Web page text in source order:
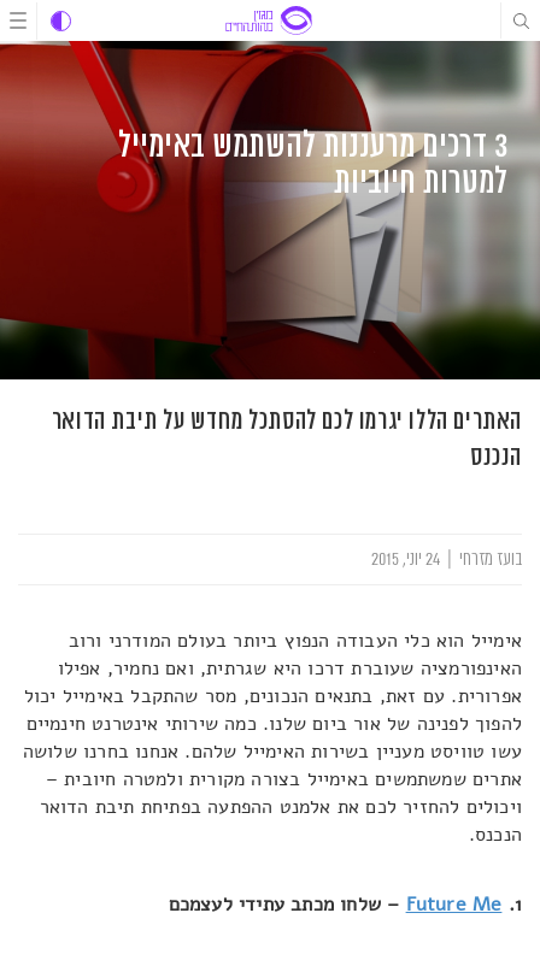
דלג
לתוכן
דלג
דלג
3 דרכים מרעננות להשתמש באימייל
למטרות חיוביות
האתרים הללו יגרמו לכם להסתכל מחדש על תיבת הדואר
הנכנס
בועז מזרחי
אימייל הוא כלי העבודה הנפוץ ביותר בעולם המודרני ורוב
האינפורמציה שעוברת דרכו היא שגרתית, ואם נחמיר, אפילו
אפרורית. עם זאת, בתנאים הנכונים, מסר שהתקבל באימייל יכול
להפוך לפנינה של אור ביום שלנו. כמה שירותי אינטרנט חינמיים
עשו טוויסט מעניין בשירות האימייל שלהם. אנחנו בחרנו שלושה
אתרים שמשתמשים באימייל בצורה מקורית ולמטרה חיובית –
ויכולים להחזיר לכם את אלמנט ההפתעה בפתיחת תיבת הדואר
הנכנס.
1.
Future Me – שלחו מכתב עתידי לעצמכם